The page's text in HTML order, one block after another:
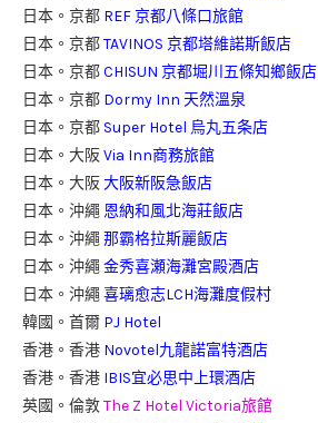
日本。京都 REF 京都八條口旅館
日本。京都TAVINOS 京都塔維諾斯飯店
日本。京都CHISUN 京都堀川五條知鄉飯店
日本。京都 Dormy Inn 天然溫泉
日本。京都 Super Hotel 烏丸五条店
日本。大阪Via Inn商務旅館
日本。大阪大阪新阪急飯店
日本。沖繩 恩納和風北海莊飯店
日本。沖繩那霸格拉斯麗飯店
日本。沖繩金秀喜瀬海灘宮殿酒店
日本。沖繩喜璃愈志LCH海灘度假村
韓國。首爾 PJ Hotel
香港。香港 Novotel九龍諾富特酒店
香港。香港 IBIS宜必思中上環酒店
英國。倫敦The Z Hotel Victoria旅館